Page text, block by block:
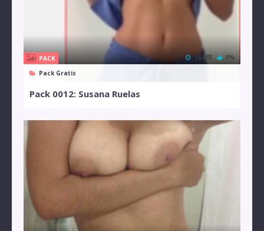
PACK
Pack Gratis
18 MB 0%
Pack 0012: Susana Ruelas